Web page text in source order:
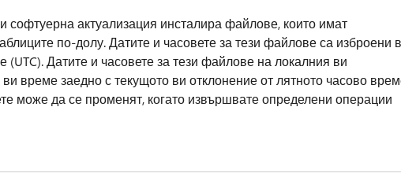
актуализация инсталира файлове, които имат
по-долу. Датите и часовете за тези файлове са изброени в
Датите и часовете за тези файлове на локалния ви
време заедно с текущото ви отклонение от лятното часово
може да се променят, когато извършвате определени операции